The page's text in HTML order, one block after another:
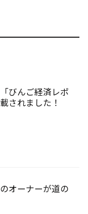
びんご経済レポ
されました！
のオーナーが道の